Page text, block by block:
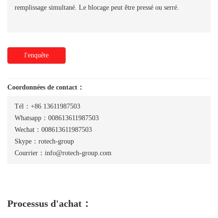
remplissage simultané. Le blocage peut être pressé ou serré.
l'enquête
Coordonnées de contact：
Tél：+86 13611987503
Whatsapp：008613611987503
Wechat：008613611987503
Skype：rotech-group
Courrier：info@rotech-group.com
Processus d'achat：